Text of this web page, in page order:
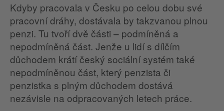
Kdyby pracovala v Česku po celou dobu své
pracovní dráhy, dostávala by takzvanou plnou
penzi. Tu tvoří dvě části – podmíněná a
nepodmíněná část. Jenže u lidí s dílčím
důchodem krátí český sociální systém také
nepodmíněnou část, který penzista či
penzistka s plným důchodem dostává
nezávisle na odpracovaných letech práce.